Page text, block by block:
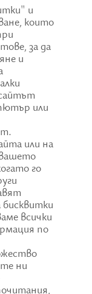
и
които
за да
и
или
или на
го
всички
по
ни